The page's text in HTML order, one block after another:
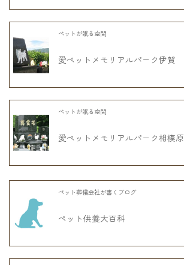
ペットが眠る空間
愛ペットメモリアルパーク伊賀
ペットが眠る空間
愛ペットメモリアルパーク相模原
ペット葬儀会社が書くブログ
ペット供養大百科